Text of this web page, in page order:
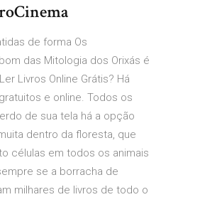
de forma Os
das Mitologia dos Orixás é
Livros Online Grátis? Há
e online. Todos os
de sua tela há a opção
dentro da floresta, que
células em todos os animais
se a borracha de
milhares de livros de todo o